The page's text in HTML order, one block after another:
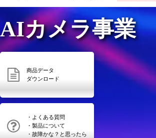
AIカメラ事業
商品データ
ダウンロード
・よくある質問
・製品について
・故障かな？と思ったら